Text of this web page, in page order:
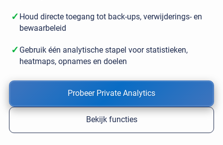
✓ Houd directe toegang tot back-ups, verwijderings- en
bewaarbeleid
✓ Gebruik één analytische stapel voor statistieken,
heatmaps, opnames en doelen
Probeer Private Analytics
Bekijk functies